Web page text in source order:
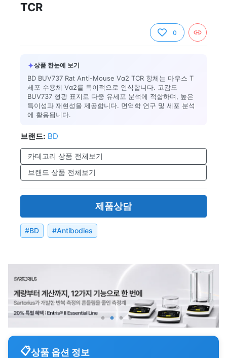
TCR
0
✦상품 한눈에 보기
BD BUV737 Rat Anti-Mouse Vα2 TCR 항체는 마우스 T
세포 수용체 Vα2를 특이적으로 인식합니다. 고감도
BUV737 형광 표지로 다중 유세포 분석에 적합하며, 높은
특이성과 재현성을 제공합니다. 면역학 연구 및 세포 분석
에 활용됩니다.
브랜드: BD
카테고리 상품 전체보기
브랜드 상품 전체보기
제품상담
#BD #Antibodies
상품 옵션 정보